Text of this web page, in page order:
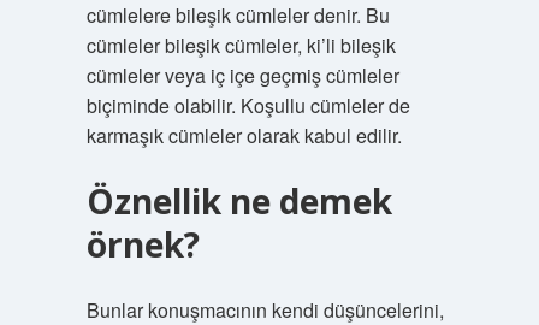
cümlelere bileşik cümleler denir. Bu
cümleler bileşik cümleler, ki’li bileşik
cümleler veya iç içe geçmiş cümleler
biçiminde olabilir. Koşullu cümleler de
karmaşık cümleler olarak kabul edilir.
Öznellik ne demek
örnek?
Bunlar konuşmacının kendi düşüncelerini,